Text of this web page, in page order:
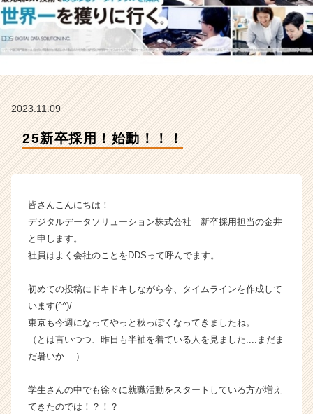
ン
株
会
ラ
チ
ー・
長
業
ら
ウ
ト
2023.11.09
25新卒採用！始動！！！
皆さんこんにちは！
デジタルデータソリューション株式会社 新卒採用担当の金井
と申します。
社員はよく会社のことをDDSって呼んでます。
初めての投稿にドキドキしながら今、タイムラインを作成して
います(^^)/
東京も今週になってやっと秋っぽくなってきましたね。
（とは言いつつ、昨日も半袖を着ている人を見ました....まだま
だ暑いか....）
学生さんの中でも徐々に就職活動をスタートしている方が増え
てきたのでは！？！？